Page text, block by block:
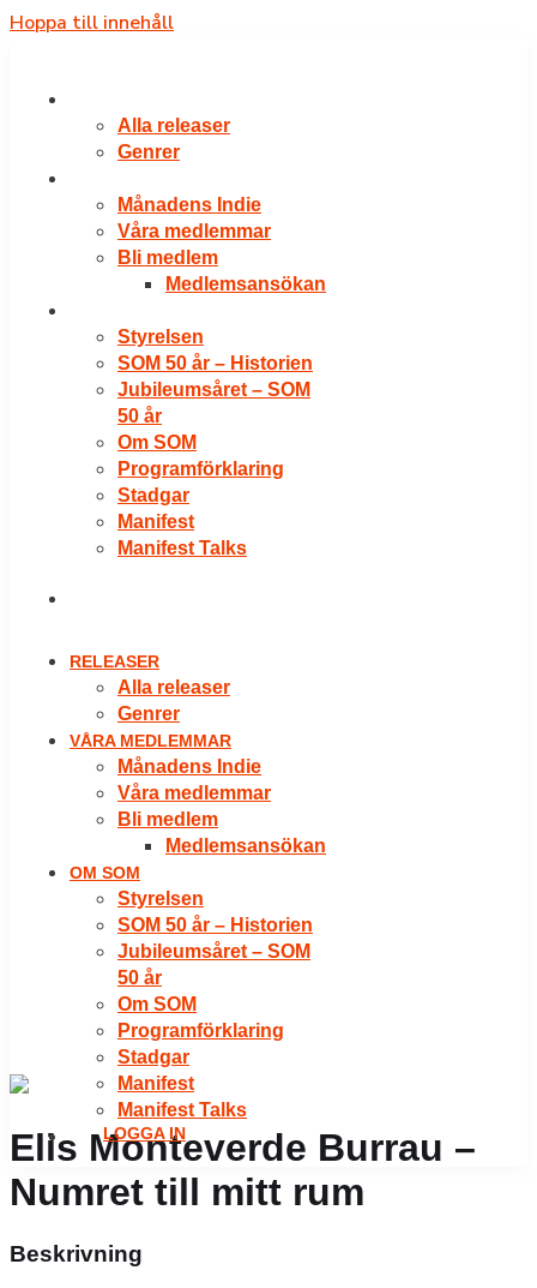
Hoppa till innehåll
Alla releaser
Genrer
Månadens Indie
Våra medlemmar
Bli medlem
Medlemsansökan
Styrelsen
SOM 50 år – Historien
Jubileumsåret – SOM
50 år
Om SOM
Programförklaring
Stadgar
Manifest
Manifest Talks
RELEASER
Alla releaser
Genrer
VÅRA MEDLEMMAR
Månadens Indie
Våra medlemmar
Bli medlem
Medlemsansökan
OM SOM
Styrelsen
SOM 50 år – Historien
Jubileumsåret – SOM
50 år
Om SOM
Programförklaring
Stadgar
Manifest
Manifest Talks
LOGGA IN
Elis Monteverde Burrau –
Numret till mitt rum
Beskrivning